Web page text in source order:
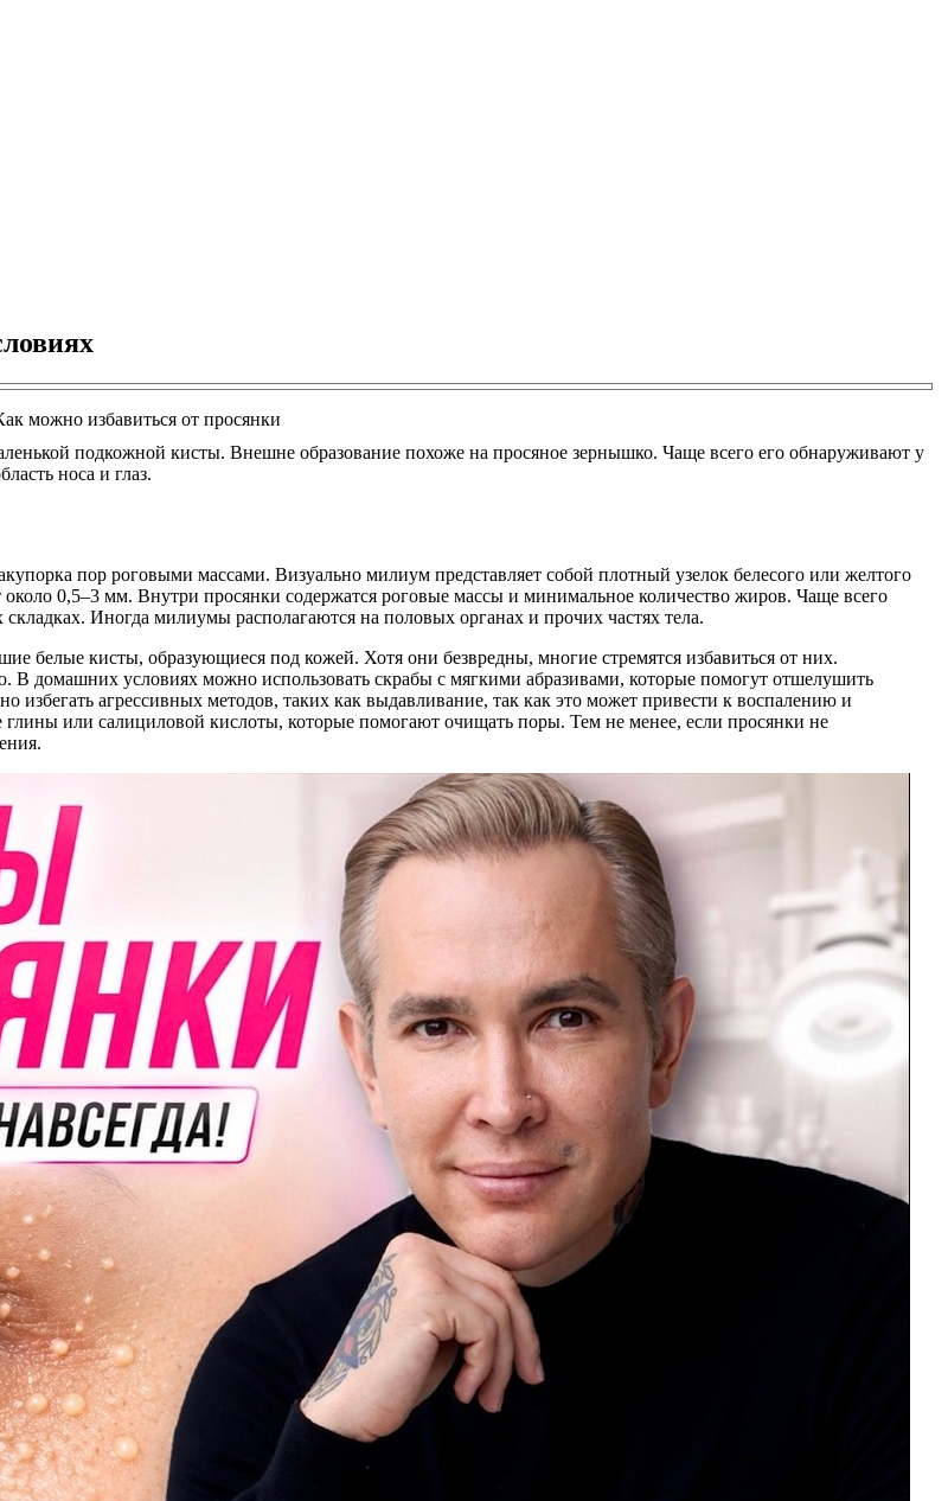
подкожной кисты. Внешне образование похоже на просяное зернышко. Чаще всего его обнаруживают у
носа и глаз.
пор роговыми массами. Визуально милиум представляет собой плотный узелок белесого или желтого
около 0,5–3 мм. Внутри просянки содержатся роговые массы и минимальное количество жиров. Чаще всего
Иногда милиумы располагаются на половых органах и прочих частях тела.
белые кисты, образующиеся под кожей. Хотя они безвредны, многие стремятся избавиться от них.
В домашних условиях можно использовать скрабы с мягкими абразивами, которые помогут отшелушить
агрессивных методов, таких как выдавливание, так как это может привести к воспалению и
или салициловой кислоты, которые помогают очищать поры. Тем не менее, если просянки не